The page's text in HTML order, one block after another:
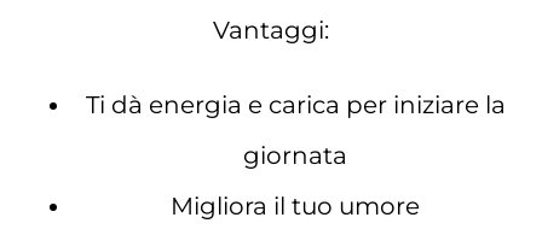
Vantaggi:
Ti dà energia e carica per iniziare la
giornata
Migliora il tuo umore